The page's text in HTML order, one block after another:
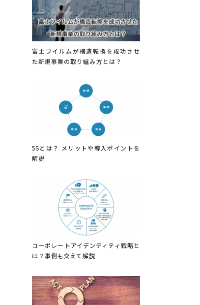
富士フイルムが構造転換を成功させ
た新規事業の取り組み方とは？
5Sとは？ メリットや導入ポイントを
解説
コーポレートアイデンティティ戦略と
は？事例も交えて解説